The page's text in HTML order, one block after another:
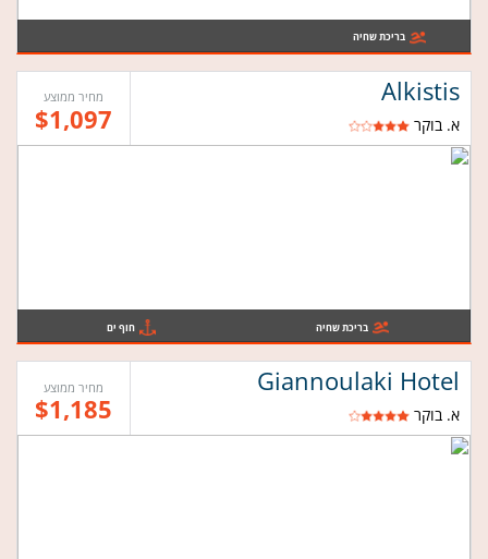
בריכת שחיה
Alkistis
א. בוקר
מחיר ממוצע
$1,097
בריכת שחיה חוף ים
Giannoulaki Hotel
א. בוקר
מחיר ממוצע
$1,185